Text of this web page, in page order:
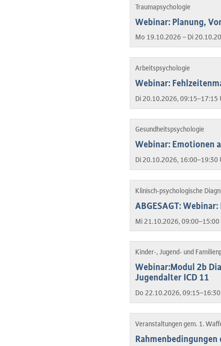
Traumapsychologie
Webinar: Planung,
Mo 19.10.2026 – Di
Arbeitspsychologie
Webinar:
Di 20.10.2026, 09:15–17:15
Gesundheitspsychologie
Webinar: Emotionen
Di 20.10.2026, 16:00–19:30
Klinisch-psychologische
ABGESAGT:
Mi 21.10.2026,
Kinder-, Jugend- und
Webinar:Modul 2b
Jugendalter ICD 11
Do 22.10.2026,
Veranstaltungen gem. 1.